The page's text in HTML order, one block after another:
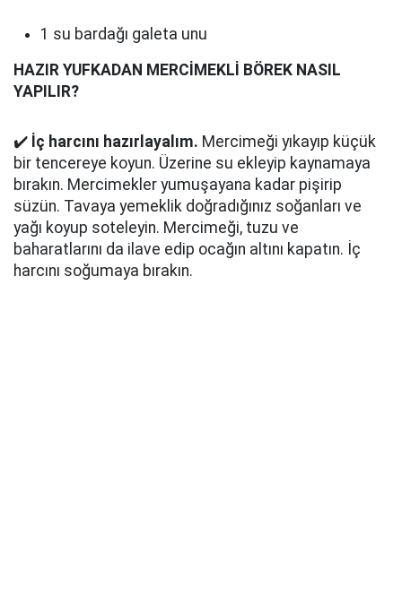
1 su bardağı galeta unu
HAZIR YUFKADAN MERCİMEKLİ BÖREK NASIL
YAPILIR?
✔️ İç harcını hazırlayalım. Mercimeği yıkayıp küçük
bir tencereye koyun. Üzerine su ekleyip kaynamaya
bırakın. Mercimekler yumuşayana kadar pişirip
süzün. Tavaya yemeklik doğradığınız soğanları ve
yağı koyup soteleyin. Mercimeği, tuzu ve
baharatlarını da ilave edip ocağın altını kapatın. İç
harcını soğumaya bırakın.